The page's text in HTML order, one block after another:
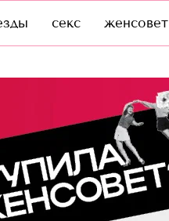
секс женсовет